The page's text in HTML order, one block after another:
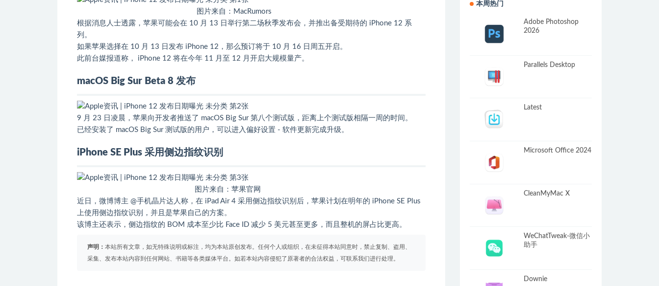
图片来自：MacRumors
根据消息人士透露，苹果可能会在 10 月 13 日举行第二场秋季发布会，并推出备受期待的 iPhone 12 系
列。
如果苹果选择在 10 月 13 日发布 iPhone 12，那么预订将于 10 月 16 日周五开启。
此前台媒报道称， iPhone 12 将在今年 11 月至 12 月开启大规模量产。
macOS Big Sur Beta 8 发布
9 月 23 日凌晨，苹果向开发者推送了 macOS Big Sur 第八个测试版，距离上个测试版相隔一周的时间。
已经安装了 macOS Big Sur 测试版的用户，可以进入偏好设置 - 软件更新完成升级。
iPhone SE Plus 采用侧边指纹识别
图片来自：苹果官网
近日，微博博主 @手机晶片达人称，在 iPad Air 4 采用侧边指纹识别后，苹果计划在明年的 iPhone SE Plus
上使用侧边指纹识别，并且是苹果自己的方案。
该博主还表示，侧边指纹的 BOM 成本至少比 Face ID 减少 5 美元甚至更多，而且整机的屏占比更高。
声明： 本站所有文章，如无特殊说明或标注，均为本站原创发布。任何个人或组织，在未征得本站同意时，禁止复制、盗用、
采集、发布本站内容到任何网站、书籍等各类媒体平台。如若本站内容侵犯了原著者的合法权益，可联系我们进行处理。
本周热门
Adobe Photoshop
2026
Parallels Desktop
Latest
Microsoft Office 2024
CleanMyMac X
WeChatTweak-微信小
助手
Downie